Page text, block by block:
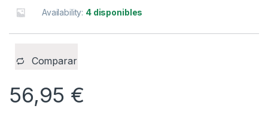
Availability: 4 disponibles
Comparar
56,95 €